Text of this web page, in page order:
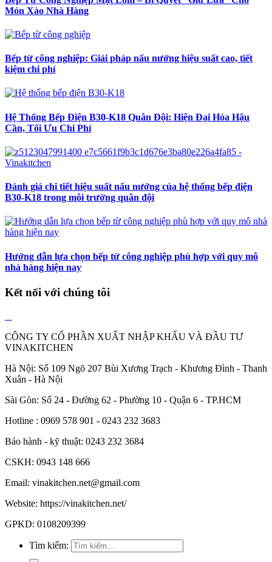
Món Xào Nhà Hàng
Bếp từ công nghiệp: Giải pháp nấu nướng hiệu suất cao, tiết
kiệm chi phí
Hệ Thống Bếp Điện B30-K18 Quân Đội: Hiện Đại Hóa Hậu
Cần, Tối Ưu Chi Phí
Đánh giá chi tiết hiệu suất nấu nướng của hệ thống bếp điện
B30-K18 trong môi trường quân đội
Hướng dẫn lựa chọn bếp từ công nghiệp phù hợp với quy mô
nhà hàng hiện nay
Kết nối với chúng tôi
CÔNG TY CỔ PHẦN XUẤT NHẬP KHẨU VÀ ĐẦU TƯ
VINAKITCHEN
Hà Nội: Số 109 Ngõ 207 Bùi Xương Trạch - Khương Đình - Thanh
Xuân - Hà Nội
Sài Gòn: Số 24 - Đường 62 - Phường 10 - Quận 6 - TP.HCM
Hotline : 0969 578 901 - 0243 232 3683
Bảo hành - kỹ thuật: 0243 232 3684
CSKH: 0943 148 666
Email: vinakitchen.net@gmail.com
Website: https://vinakitchen.net/
GPKD: 0108209399
Tìm kiếm: